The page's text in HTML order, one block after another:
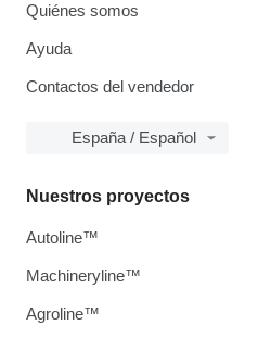
Quiénes somos
Ayuda
Contactos del vendedor
España / Español
Nuestros proyectos
Autoline™
Machineryline™
Agroline™